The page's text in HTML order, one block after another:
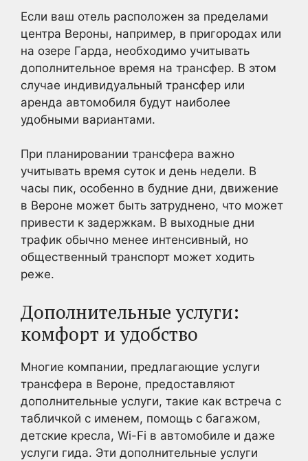
Если ваш отель расположен за пределами
центра Вероны, например, в пригородах или
на озере Гарда, необходимо учитывать
дополнительное время на трансфер. В этом
случае индивидуальный трансфер или
аренда автомобиля будут наиболее
удобными вариантами.
При планировании трансфера важно
учитывать время суток и день недели. В
часы пик, особенно в будние дни, движение
в Вероне может быть затруднено, что может
привести к задержкам. В выходные дни
трафик обычно менее интенсивный, но
общественный транспорт может ходить
реже.
Дополнительные услуги:
комфорт и удобство
Многие компании, предлагающие услуги
трансфера в Вероне, предоставляют
дополнительные услуги, такие как встреча с
табличкой с именем, помощь с багажом,
детские кресла, Wi-Fi в автомобиле и даже
услуги гида. Эти дополнительные услуги